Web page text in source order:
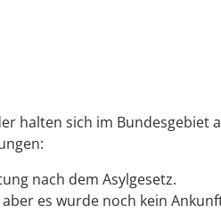
halten sich im Bundesgebiet
nach dem Asylgesetz.
es wurde noch kein